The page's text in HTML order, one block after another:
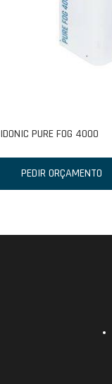
IDONIC PURE FOG 4000
PEDIR ORÇAMENTO